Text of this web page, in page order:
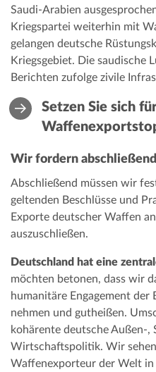
Saudi-Arabien
Kriegspartei weiterhin mit
gelangen deutsche
Kriegsgebiet. Die saudische
Berichten zufolge zivile
Setzen Sie sich
Wir fordern
Abschließend müssen wir
geltenden Beschlüsse und
Exporte deutscher Waffen
auszuschließen.
Deutschland hat eine
möchten betonen, dass wir
humanitäre Engagement der
nehmen und gutheißen.
kohärente deutsche Außen-,
Wirtschaftspolitik. Wir
Waffenexporteur der Welt in